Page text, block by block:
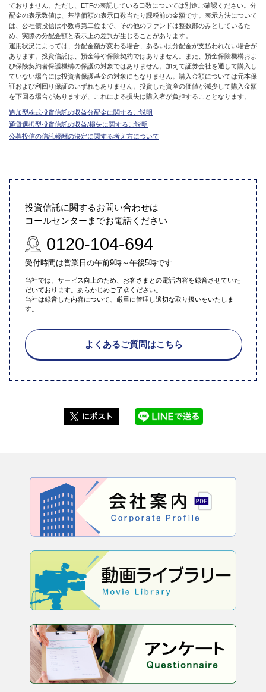
ておりません。ただし、ETFの表記している口数については別途ご確認ください。分
配金の表示数値は、基準価額の表示口数当たり課税前の金額です。表示方法について
は、公社債投信は小数点第二位まで、その他のファンドは整数部のみとしているた
め、実際の分配金額と表示上の差異が生じることがあります。
運用状況によっては、分配金額が変わる場合、あるいは分配金が支払われない場合が
あります。投資信託は、預金等や保険契約ではありません。また、預金保険機構およ
び保険契約者保護機構の保護の対象ではありません。加えて証券会社を通して購入し
ていない場合には投資者保護基金の対象にもなりません。購入金額については元本保
証および利回り保証のいずれもありません。投資した資産の価値が減少して購入金額
を下回る場合がありますが、これによる損失は購入者が負担することとなります。
追加型株式投資信託の収益分配金に関するご説明
通貨選択型投資信託の収益/損失に関するご説明
公募投信の信託報酬の決定に関する考え方について
投資信託に関するお問い合わせは
コールセンターまでお電話ください
0120-104-694
受付時間は営業日の午前9時～午後5時です
当社では、サービス向上のため、お客さまとの電話内容を録音させていた
だいております。あらかじめご了承ください。
当社は録音した内容について、厳重に管理し適切な取り扱いをいたしま
す。
よくあるご質問はこちら